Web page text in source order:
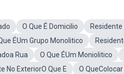
O Que É Domicilio
ÉUm Grupo Monolitico
Rua
O Que ÉUm Moniolitico
No ExteriorO Que E O